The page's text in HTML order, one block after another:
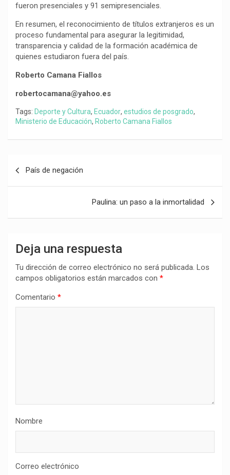
fueron presenciales y 91 semipresenciales.
En resumen, el reconocimiento de títulos extranjeros es un
proceso fundamental para asegurar la legitimidad,
transparencia y calidad de la formación académica de
quienes estudiaron fuera del país.
Roberto Camana Fiallos
robertocamana@yahoo.es
Tags: Deporte y Cultura, Ecuador, estudios de posgrado,
Ministerio de Educación, Roberto Camana Fiallos
País de negación
Paulina: un paso a la inmortalidad
Deja una respuesta
Tu dirección de correo electrónico no será publicada. Los
campos obligatorios están marcados con *
Comentario *
Nombre
Correo electrónico